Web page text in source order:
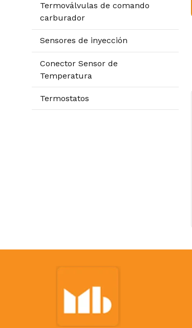
Termoválvulas de comando
carburador
Sensores de inyección
Conector Sensor de
Temperatura
Termostatos